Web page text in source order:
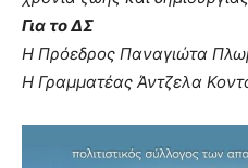
Για το ΔΣ
Η Πρόεδρος Παναγιώτα
Η Γραμματέας Άντζελα